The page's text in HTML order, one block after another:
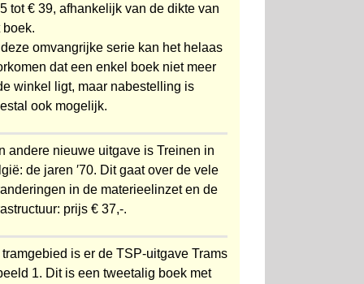
tot € 39, afhankelijk van de dikte van
boek.
omvangrijke serie kan het helaas
dat een enkel boek niet meer
winkel ligt, maar nabestelling is
ook mogelijk.
andere nieuwe uitgave is Treinen in
de jaren ′70. Dit gaat over de vele
in de materieelinzet en de
prijs € 37,-.
tramgebied is er de TSP-uitgave Trams
1. Dit is een tweetalig boek met